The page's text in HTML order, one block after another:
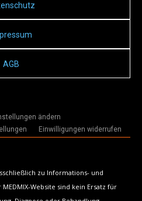
AGB
ändern
Einwilligungen widerrufen
zu Informations- und
Website sind kein Ersatz für